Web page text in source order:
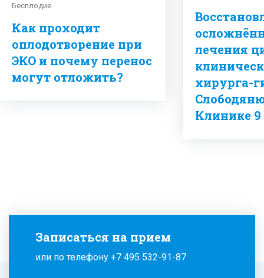
Бесплодие
Как проходит
оплодотворение при
ЭКО и почему перенос
могут отложить?
лечения
хирурга-
Клинике 9
Записаться на прием
или по телефону +7 495 532-91-87